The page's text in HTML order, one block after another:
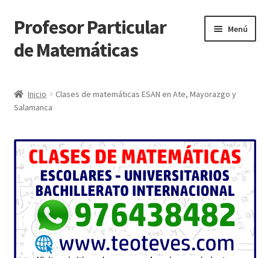
Ir
a
la
Ir
al
contenido
Profesor Particular
de Matemáticas
Menú
Tienda de Matemáticas 100% GRATIS
Inicio
Clases de matemáticas ESAN en Ate, Mayorazgo y
Salamanca